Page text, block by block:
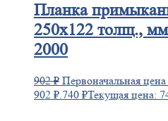
Планка
250х122 толщ.,
2000
902₽ Первоначальная цена
902 ₽.740 ₽Текущая цена: